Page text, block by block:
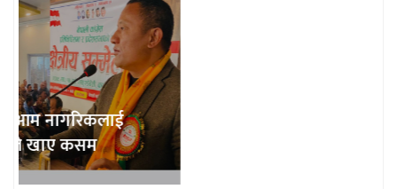
भुम्लु गाउँपालिका शिक्षक संघको अध्यक्षमा
गोबिन्दराज खरेल